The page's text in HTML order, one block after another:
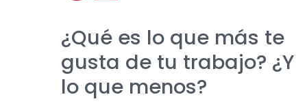
¿Qué es lo que más te
gusta de tu trabajo? ¿Y
lo que menos?